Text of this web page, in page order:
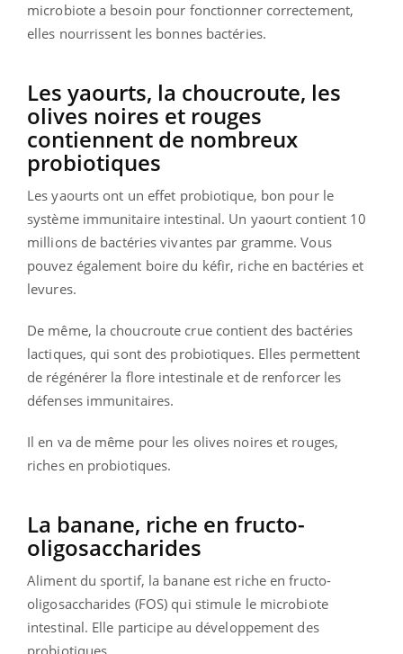
microbiote a besoin pour fonctionner correctement,
elles nourrissent les bonnes bactéries.
Les yaourts, la choucroute, les
olives noires et rouges
contiennent de nombreux
probiotiques
Les yaourts ont un effet probiotique, bon pour le
système immunitaire intestinal. Un yaourt contient 10
millions de bactéries vivantes par gramme. Vous
pouvez également boire du kéfir, riche en bactéries et
levures.
De même, la choucroute crue contient des bactéries
lactiques, qui sont des probiotiques. Elles permettent
de régénérer la flore intestinale et de renforcer les
défenses immunitaires.
Il en va de même pour les olives noires et rouges,
riches en probiotiques.
La banane, riche en fructo-
oligosaccharides
Aliment du sportif, la banane est riche en fructo-
oligosaccharides (FOS) qui stimule le microbiote
intestinal. Elle participe au développement des